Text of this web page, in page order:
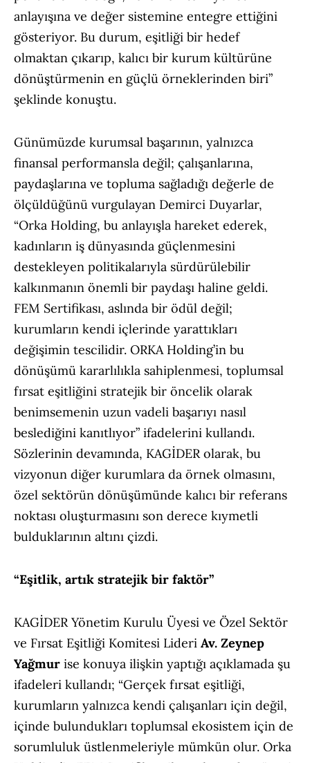
anlayışına ve değer sistemine entegre ettiğini
gösteriyor. Bu durum, eşitliği bir hedef
olmaktan çıkarıp, kalıcı bir kurum kültürüne
dönüştürmenin en güçlü örneklerinden biri”
şeklinde konuştu.
Günümüzde kurumsal başarının, yalnızca
finansal performansla değil; çalışanlarına,
paydaşlarına ve topluma sağladığı değerle de
ölçüldüğünü vurgulayan Demirci Duyarlar,
“Orka Holding, bu anlayışla hareket ederek,
kadınların iş dünyasında güçlenmesini
destekleyen politikalarıyla sürdürülebilir
kalkınmanın önemli bir paydaşı haline geldi.
FEM Sertifikası, aslında bir ödül değil;
kurumların kendi içlerinde yarattıkları
değişimin tescilidir. ORKA Holding’in bu
dönüşümü kararlılıkla sahiplenmesi, toplumsal
fırsat eşitliğini stratejik bir öncelik olarak
benimsemenin uzun vadeli başarıyı nasıl
beslediğini kanıtlıyor” ifadelerini kullandı.
Sözlerinin devamında, KAGİDER olarak, bu
vizyonun diğer kurumlara da örnek olmasını,
özel sektörün dönüşümünde kalıcı bir referans
noktası oluşturmasını son derece kıymetli
bulduklarının altını çizdi.
“Eşitlik, artık stratejik bir faktör”
KAGİDER Yönetim Kurulu Üyesi ve Özel Sektör
ve Fırsat Eşitliği Komitesi Lideri Av. Zeynep
Yağmur ise konuya ilişkin yaptığı açıklamada şu
ifadeleri kullandı; “Gerçek fırsat eşitliği,
kurumların yalnızca kendi çalışanları için değil,
içinde bulundukları toplumsal ekosistem için de
sorumluluk üstlenmeleriyle mümkün olur. Orka